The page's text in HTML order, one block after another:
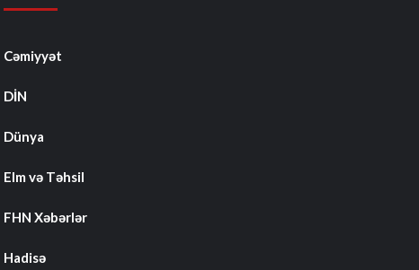
Cəmiyyət
DİN
Dünya
Elm və Təhsil
FHN Xəbərlər
Hadisə